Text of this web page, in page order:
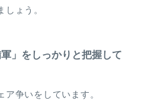
ょう。
」をしっかりと把握して
争いをしています。